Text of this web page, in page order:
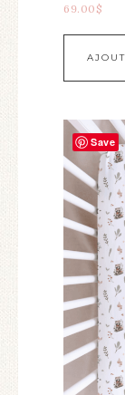
69.00 $
Save